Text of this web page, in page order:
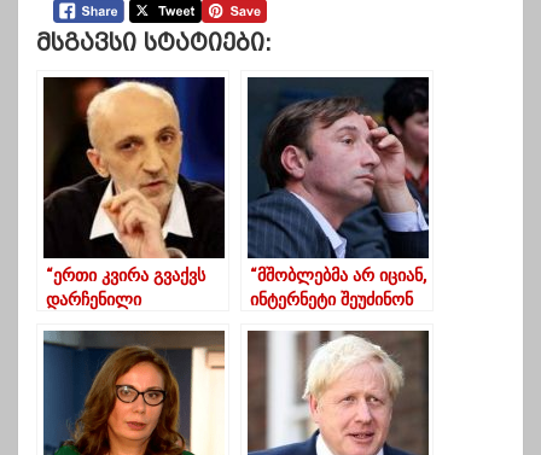
Მსგავსი Სტატიები:
“ერთი კვირა გვაქვს
დარჩენილი
გადალახვამდე”-
ხუხაშვილი
“მშობლებმა არ იციან,
ინტერნეტი შეუძინონ
ლადო აფხაზავა